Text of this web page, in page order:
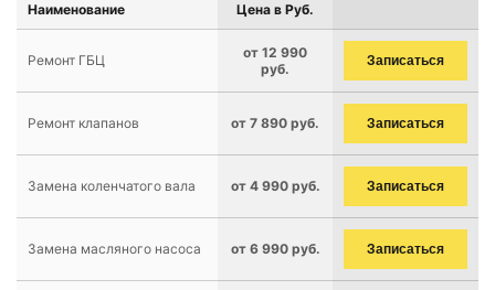
Наименование Цена в Руб.
Ремонт ГБЦ
от 12 990
руб.
Записаться
Ремонт клапанов от 7 890 руб. Записаться
Замена коленчатого вала от 4 990 руб. Записаться
Замена масляного насоса от 6 990 руб. Записаться